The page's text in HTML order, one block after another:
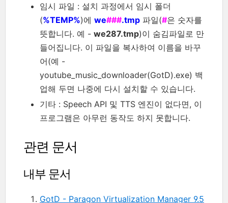
임시 파일 : 설치 과정에서 임시 폴더
(%TEMP%)에 we###.tmp 파일(#은 숫자를
뜻합니다. 예 - we287.tmp)이 숨김파일로 만
들어집니다. 이 파일을 복사하여 이름을 바꾸
어(예 -
youtube_music_downloader(GotD).exe) 백
업해 두면 나중에 다시 설치할 수 있습니다.
기타 : Speech API 및 TTS 엔진이 없다면, 이
프로그램은 아무런 동작도 하지 못합니다.
관련 문서
내부 문서
GotD - Paragon Virtualization Manager 9.5